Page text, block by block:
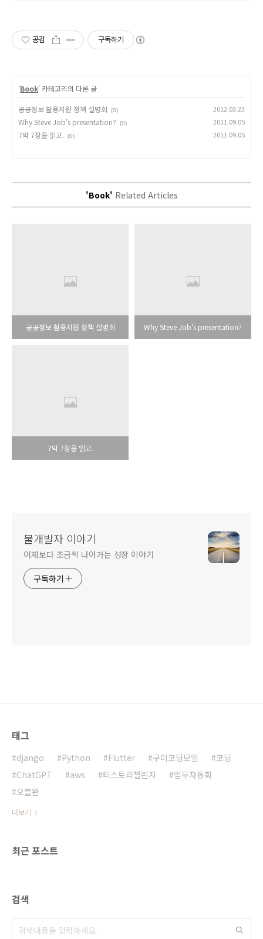
공감 구독하기
'Book' 카테고리의 다른 글
공공정보 활용지원 정책 설명회 (0) 2012.03.23
Why Steve Job's presentation? (0) 2011.09.05
7막 7장을 읽고. (0) 2011.09.05
'Book' Related Articles
공공정보 활용지원 정책 설명회 Why Steve Job's presentation?
7막 7장을 읽고.
물개발자 이야기
어제보다 조금씩 나아가는 성장 이야기
구독하기
태그
django Python Flutter 구미코딩모임
코딩
ChatGPT
aws 티스토리챌린지
업무자동화
오블완
더보기
최근 포스트
검색